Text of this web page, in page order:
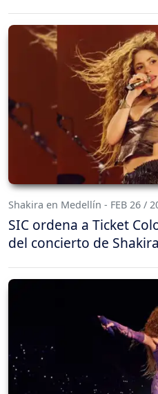
Shakira en Medellín - FEB 26 /
SIC ordena a Ticket
del concierto de Shakira